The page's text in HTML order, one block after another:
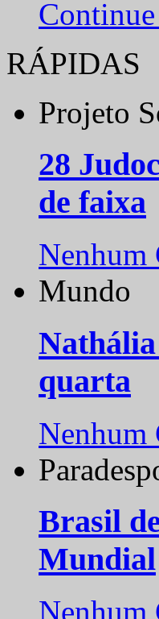
RÁPIDAS
Projeto
28
de faixa
Nenhum
Mundo
quarta
Nenhum
Brasil
Mundial
Nenhum